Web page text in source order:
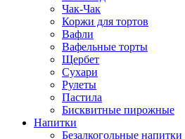
Чак-Чак
Коржи для тортов
Вафли
Вафельные торты
Щербет
Сухари
Рулеты
Пастила
Бисквитные пирожные
Напитки
Безалкогольные напитки